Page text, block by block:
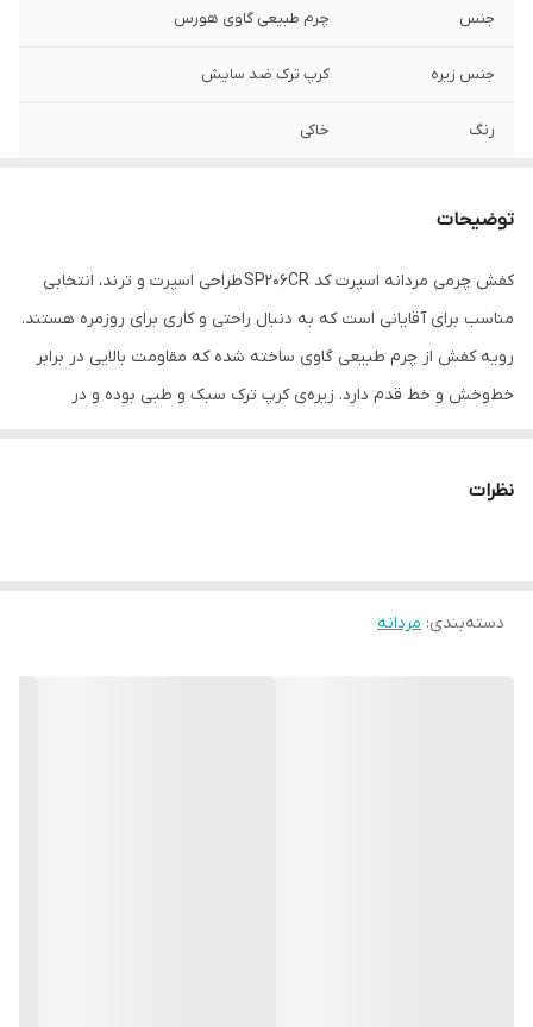
جنس چرم طبیعی گاوی هورس
جنس زیره کرپ ترک ضد سایش
رنگ خاکی
توضیحات
کفش چرمی مردانه اسپرت کد SP206CR طراحی اسپرت و ترند، انتخابی
مناسب برای آقایانی است که به دنبال راحتی و کاری برای روزمره هستند.
رویه کفش از چرم طبیعی گاوی ساخته شده که مقاومت بالایی در برابر
خط‌وخش و خط قدم دارد. زیره‌ی کرپ ترک سبک و طبی بوده و در
و کژوال است و برای محیط کار، مهمانی و استفاده روزانه گزینه‌ای ایده‌آل
ثبت سفارش کن
نظرات
دسته‌بندی: مردانه